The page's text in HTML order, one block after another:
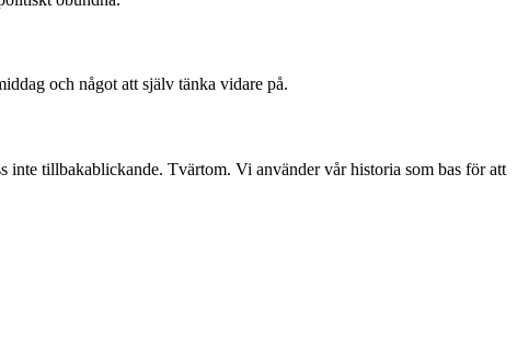
och något att själv tänka vidare på.
tillbakablickande. Tvärtom. Vi använder vår historia som bas för att